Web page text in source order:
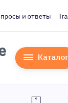
и ответы
Каталог